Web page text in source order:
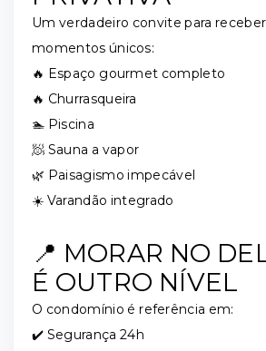
Um verdadeiro convite para
momentos únicos:
🔥 Espaço gourmet completo
🔥 Churrasqueira
🏊 Piscina
🧖 Sauna a vapor
🌿 Paisagismo impecável
☀️ Varandão integrado
📍 MORAR NO
É OUTRO NÍVEL
O condomínio é referência em:
✔️ Segurança 24h